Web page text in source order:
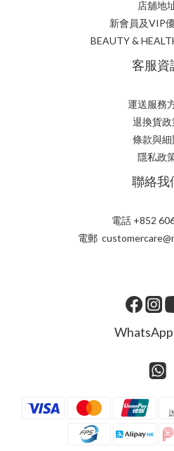
店舖地
新會員及VIP
BEAUTY &
客服資
運送服務
退換貨政
條款與細
隱私政
聯絡我
電話 +852
電郵